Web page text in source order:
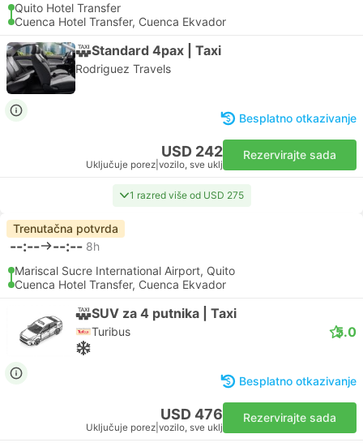
Quito Hotel Transfer
Cuenca Hotel Transfer, Cuenca Ekvador
Standard 4pax | Taxi
Rodriguez Travels
Besplatno otkazivanje
USD 242
Uključuje porez vozilo, sve uklj
Rezervirajte sada
1 razred više od USD 275
Trenutačna potvrda
--:-- --:-- 8h
Mariscal Sucre International Airport, Quito
Cuenca Hotel Transfer, Cuenca Ekvador
SUV za 4 putnika | Taxi
Turibus 5.0
Besplatno otkazivanje
USD 476
Uključuje porez vozilo, sve uklj
Rezervirajte sada